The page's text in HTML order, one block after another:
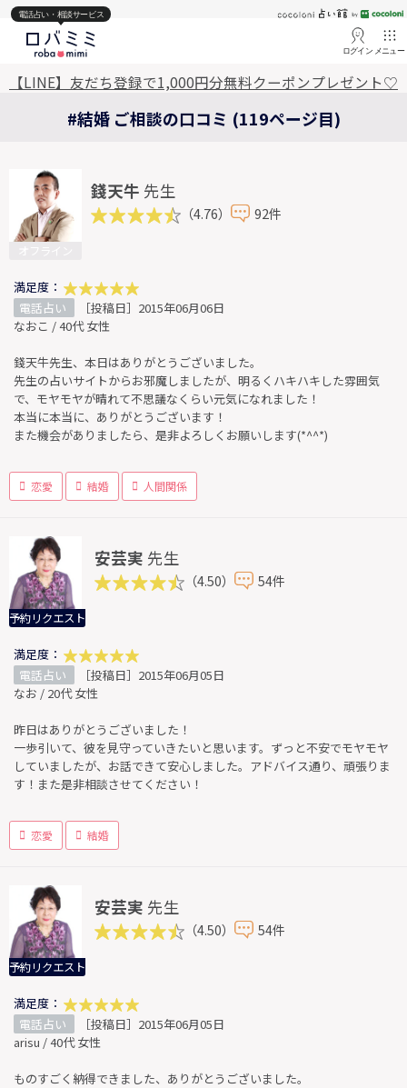
電話占い・相談サービス
ログイン メニュー
【LINE】友だち登録で1,000円分無料クーポンプレゼント♡
#結婚 ご相談の口コミ (119ページ目)
錢天牛 先生
（4.76） 92件
満足度：
電話占い
［投稿日］2015年06月06日
なおこ / 40代 女性
錢天牛先生、本日はありがとうございました。
先生の占いサイトからお邪魔しましたが、明るくハキハキした雰囲気
で、モヤモヤが晴れて不思議なくらい元気になれました！
本当に本当に、ありがとうございます！
また機会がありましたら、是非よろしくお願いします(*^^*)
恋愛 結婚 人間関係
予約リクエスト
安芸実 先生
（4.50） 54件
満足度：
電話占い
［投稿日］2015年06月05日
なお / 20代 女性
昨日はありがとうございました！
一歩引いて、彼を見守っていきたいと思います。ずっと不安でモヤモヤ
していましたが、お話できて安心しました。アドバイス通り、頑張りま
す！また是非相談させてください！
恋愛 結婚
予約リクエスト
安芸実 先生
（4.50） 54件
満足度：
電話占い
［投稿日］2015年06月05日
arisu / 40代 女性
ものすごく納得できました、ありがとうございました。